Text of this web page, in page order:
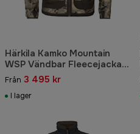
Härkila Kamko Mountain
WSP Vändbar Fleecejacka
Herr AXIS
MSP®Mountain/Shadow
Brown
Från 3 495 kr
I lager